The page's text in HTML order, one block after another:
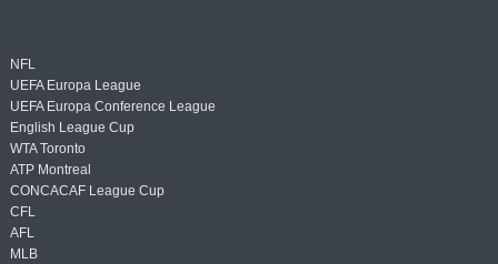
NFL
UEFA Europa League
UEFA Europa Conference League
English League Cup
WTA Toronto
ATP Montreal
CONCACAF League Cup
CFL
AFL
MLB